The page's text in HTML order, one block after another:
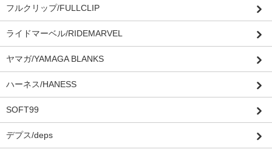
フルクリップ/FULLCLIP
ライドマーベル/RIDEMARVEL
ヤマガ/YAMAGA BLANKS
ハーネス/HANESS
SOFT99
デプス/deps